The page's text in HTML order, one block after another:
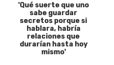
'Qué suerte que uno
sabe guardar
secretos porque si
hablara, habría
relaciones que
durarían hasta hoy
mismo'